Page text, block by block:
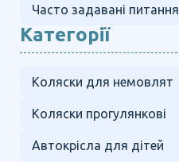
Часто задавані питання
Категорії
Коляски для немовлят
Коляски прогулянкові
Автокрісла для дітей